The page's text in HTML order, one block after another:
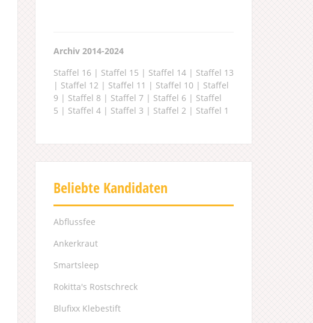
Archiv 2014-2024
Staffel 16 | Staffel 15 | Staffel 14 | Staffel 13
| Staffel 12 | Staffel 11 | Staffel 10 | Staffel
9 | Staffel 8 | Staffel 7 | Staffel 6 | Staffel
5 | Staffel 4 | Staffel 3 | Staffel 2 | Staffel 1
Beliebte Kandidaten
Abflussfee
Ankerkraut
Smartsleep
Rokitta's Rostschreck
Blufixx Klebestift